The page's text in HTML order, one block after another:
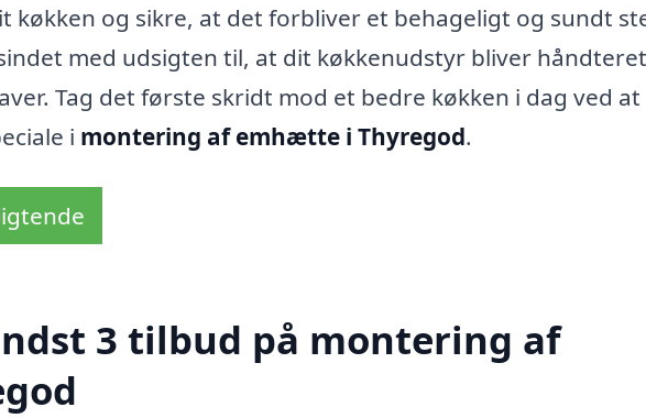
og sikre, at det forbliver et behageligt og sundt
med udsigten til, at dit køkkenudstyr bliver
Tag det første skridt mod et bedre køkken i dag ved at
i montering af emhætte i Thyregod.
3 tilbud på montering af